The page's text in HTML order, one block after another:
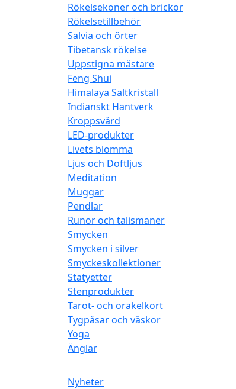
Rökelsekoner och brickor
Rökelsetillbehör
Salvia och örter
Tibetansk rökelse
Uppstigna mästare
Feng Shui
Himalaya Saltkristall
Indianskt Hantverk
Kroppsvård
LED-produkter
Livets blomma
Ljus och Doftljus
Meditation
Muggar
Pendlar
Runor och talismaner
Smycken
Smycken i silver
Smyckeskollektioner
Statyetter
Stenprodukter
Tarot- och orakelkort
Tygpåsar och väskor
Yoga
Änglar
Nyheter